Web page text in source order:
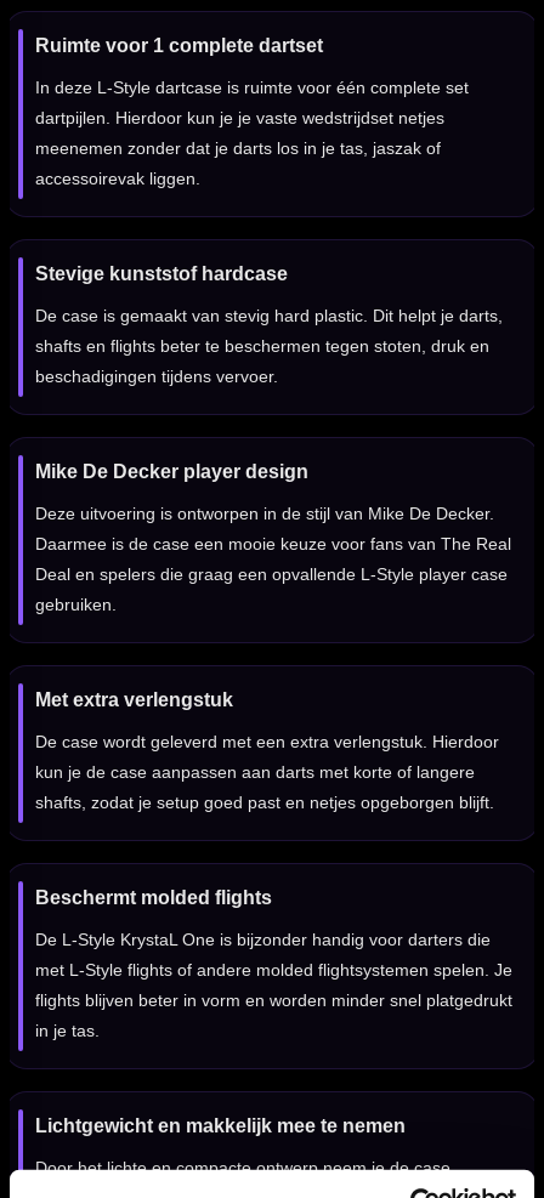
Ruimte voor 1 complete dartset
In deze L-Style dartcase is ruimte voor één complete set
dartpijlen. Hierdoor kun je je vaste wedstrijdset netjes
meenemen zonder dat je darts los in je tas, jaszak of
accessoirevak liggen.
Stevige kunststof hardcase
De case is gemaakt van stevig hard plastic. Dit helpt je darts,
shafts en flights beter te beschermen tegen stoten, druk en
beschadigingen tijdens vervoer.
Mike De Decker player design
Deze uitvoering is ontworpen in de stijl van Mike De Decker.
Daarmee is de case een mooie keuze voor fans van The Real
Deal en spelers die graag een opvallende L-Style player case
gebruiken.
Met extra verlengstuk
De case wordt geleverd met een extra verlengstuk. Hierdoor
kun je de case aanpassen aan darts met korte of langere
shafts, zodat je setup goed past en netjes opgeborgen blijft.
Beschermt molded flights
De L-Style KrystaL One is bijzonder handig voor darters die
met L-Style flights of andere molded flightsystemen spelen. Je
flights blijven beter in vorm en worden minder snel platgedrukt
in je tas.
Lichtgewicht en makkelijk mee te nemen
Door het lichte en compacte ontwerp neem je de case